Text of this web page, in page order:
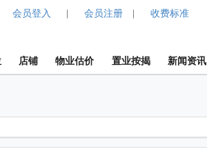
会员登入 | 会员注册 | 收费标准
店铺 物业估价 置业按揭 新闻资讯